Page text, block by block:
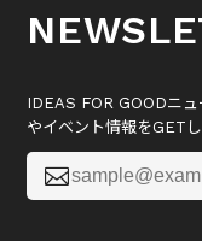
IDEAS FOR GOODニ
やイベント情報をGETし
